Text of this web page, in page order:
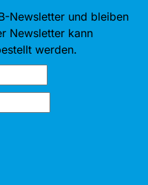
Newsletter und bleiben
Newsletter kann
werden.